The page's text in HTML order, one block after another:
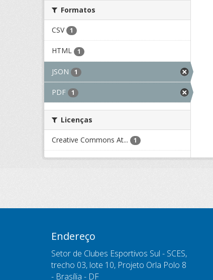
Formatos
CSV 1
HTML 1
JSON 1
PDF 1
Licenças
Creative Commons At... 1
Endereço
Setor de Clubes Esportivos Sul - SCES,
trecho 03, lote 10, Projeto Orla Polo 8
- Brasília - DF